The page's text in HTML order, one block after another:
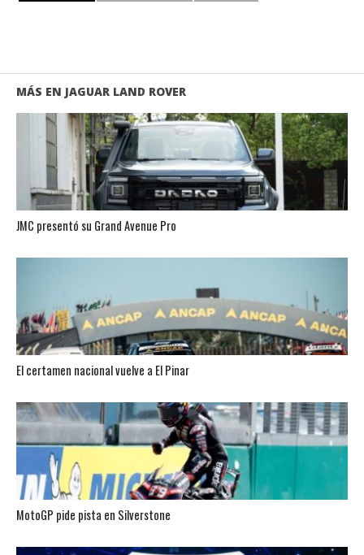
MÁS EN JAGUAR LAND ROVER
JMC presentó su Grand Avenue Pro
El certamen nacional vuelve a El Pinar
MotoGP pide pista en Silverstone